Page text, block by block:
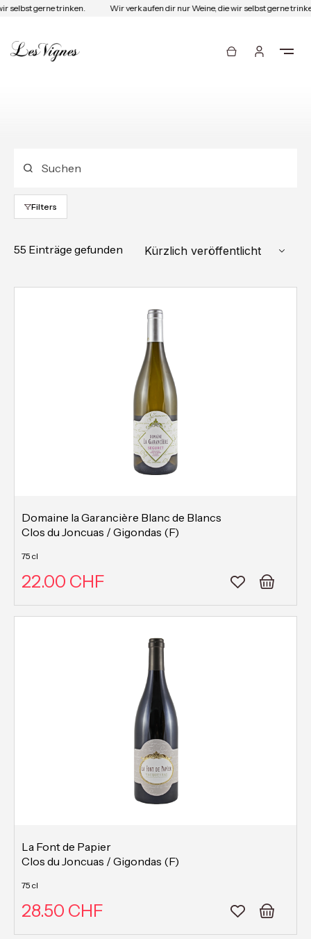
gerne trinken. Wir verkaufen dir nur Weine, die wir selbst gerne trinken.
Filters
55 Einträge gefunden Kürzlich veröffentlicht
Domaine la Garancière Blanc de Blancs
Clos du Joncuas / Gigondas (F)
75 cl
22.00 CHF
La Font de Papier
Clos du Joncuas / Gigondas (F)
75 cl
28.50 CHF